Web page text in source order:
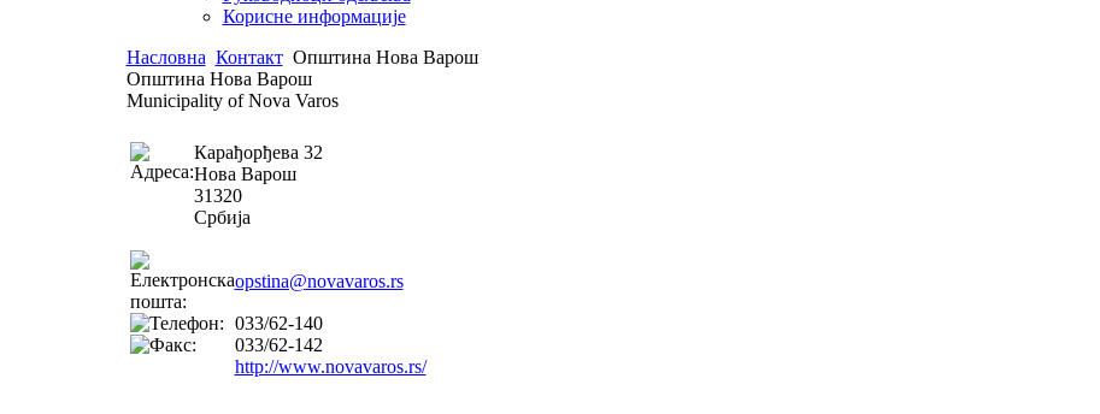
Корисне информације
Насловна Контакт Општина Нова Варош
Општина Нова Варош
Municipality of Nova Varos
Карађорђева 32
Нова Варош
31320
Србија
opstina@novavaros.rs
033/62-140
033/62-142
http://www.novavaros.rs/